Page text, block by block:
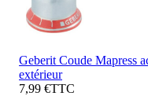
Geberit Coude Mapress
extérieur
7,99 €TTC